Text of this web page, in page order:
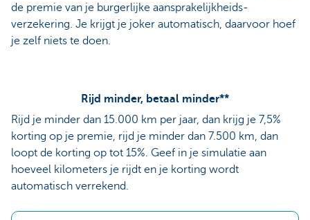
de premie van je burgerlijke aansprakelijkheids-
verzekering. Je krijgt je joker automatisch, daarvoor hoef
je zelf niets te doen.
Rijd minder, betaal minder**
Rijd je minder dan 15.000 km per jaar, dan krijg je 7,5%
korting op je premie, rijd je minder dan 7.500 km, dan
loopt de korting op tot 15%. Geef in je simulatie aan
hoeveel kilometers je rijdt en je korting wordt
automatisch verrekend.